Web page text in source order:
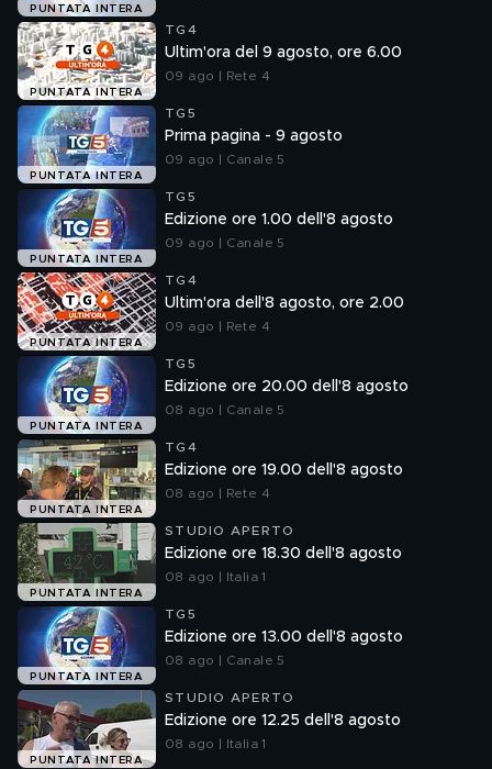
PUNTATA INTERA
PUNTATA INTERA
TG4
Ultim'ora del 9 agosto, ore 6.00
09 ago | Rete 4
PUNTATA INTERA
TG5
Prima pagina - 9 agosto
09 ago | Canale 5
PUNTATA INTERA
TG5
Edizione ore 1.00 dell'8 agosto
09 ago | Canale 5
PUNTATA INTERA
TG4
Ultim'ora dell'8 agosto, ore 2.00
09 ago | Rete 4
PUNTATA INTERA
TG5
Edizione ore 20.00 dell'8 agosto
08 ago | Canale 5
PUNTATA INTERA
TG4
Edizione ore 19.00 dell'8 agosto
08 ago | Rete 4
PUNTATA INTERA
STUDIO APERTO
Edizione ore 18.30 dell'8 agosto
08 ago | Italia 1
PUNTATA INTERA
TG5
Edizione ore 13.00 dell'8 agosto
08 ago | Canale 5
PUNTATA INTERA
STUDIO APERTO
Edizione ore 12.25 dell'8 agosto
08 ago | Italia 1